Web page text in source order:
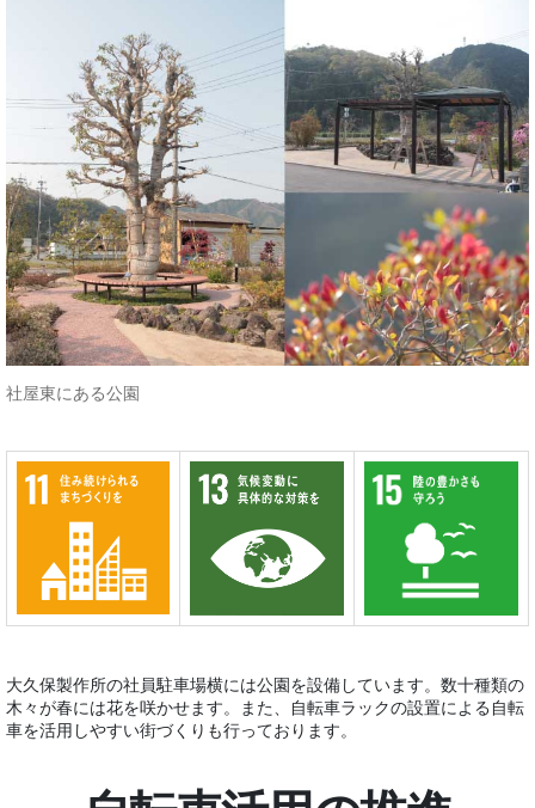
社屋東にある公園
大久保製作所の社員駐車場横には公園を設備しています。数十種類の
木々が春には花を咲かせます。また、自転車ラックの設置による⾃転
⾞を活⽤しやすい街づくりも行っております。